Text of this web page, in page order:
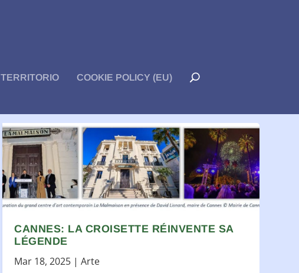
TERRITORIO COOKIE POLICY (EU)
CANNES: LA CROISETTE RÉINVENTE SA
LÉGENDE
Mar 18, 2025 |Arte